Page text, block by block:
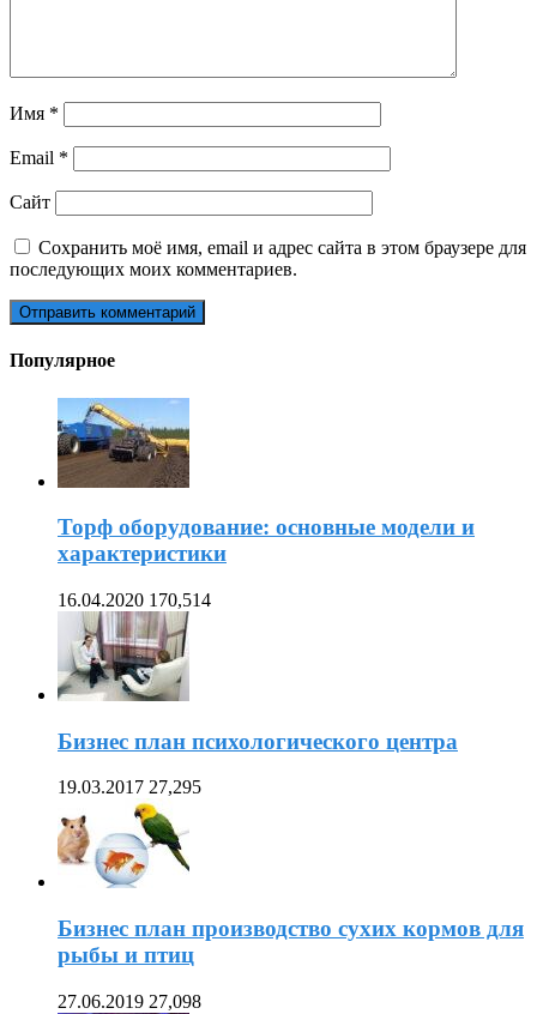
Имя *
Email *
Сайт
Сохранить моё имя, email и адрес сайта в этом браузере для
последующих моих комментариев.
Популярное
Торф оборудование: основные модели и
характеристики
16.04.2020 170,514
Бизнес план психологического центра
19.03.2017 27,295
Бизнес план производство сухих кормов для
рыбы и птиц
27.06.2019 27,098